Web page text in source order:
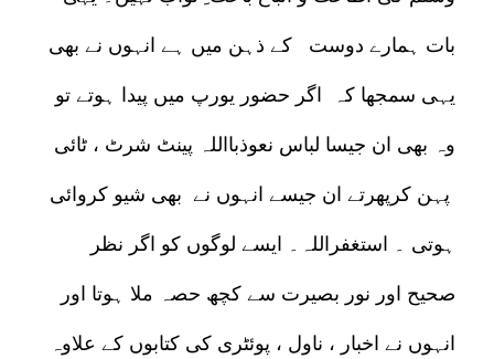
بات ہمارے دوست کے ذہن میں ہے انہوں نے بھی
یہی سمجھا کہ اگر حضور یورپ میں پیدا ہوتے تو
وہ بھی ان جیسا لباس نعوذبااللہ پینٹ شرٹ ، ٹائی
پہن کرپھرتے ان جیسے انہوں نے بھی شیو کروائی
ہوتی ۔ استغفراللہ۔ ایسے لوگوں کو اگر نظر
صحیح اور نور بصیرت سے کچھ حصہ ملا ہوتا اور
انہوں نے اخبار ، ناول ، پوئٹری کی کتابوں کے علاوہ